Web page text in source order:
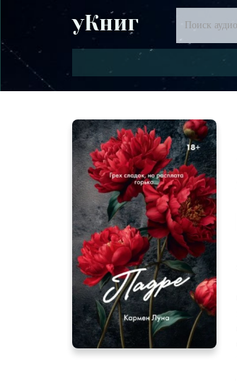
уКниг